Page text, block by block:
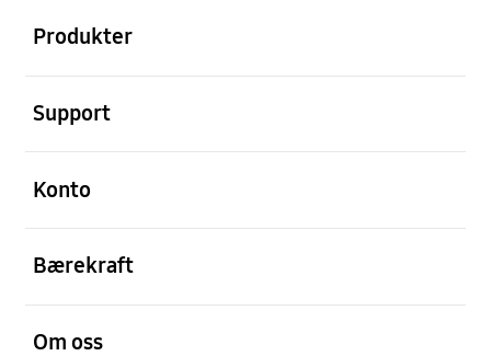
Produkter
Support
Konto
Bærekraft
Om oss